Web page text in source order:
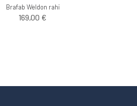
Brafab Weldon rahi
169,00 €